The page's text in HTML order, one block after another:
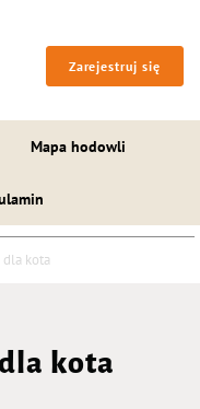
Zarejestruj się
Mapa hodowli
kota
kota